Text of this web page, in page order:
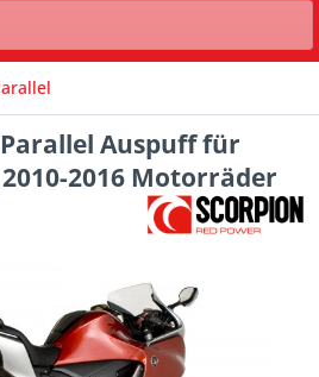
Auspuff für
2010-2016 Motorräder